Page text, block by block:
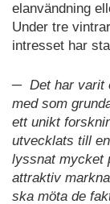
elanvändning
Under tre
intresset har
─ Det har varit
med som
ett unikt
utvecklats till
lyssnat mycket
attraktiv
ska möta de